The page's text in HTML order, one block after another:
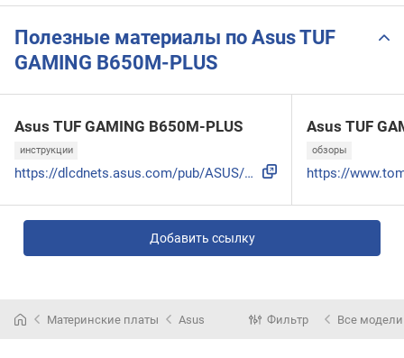
Полезные материалы по Asus TUF
GAMING B650M-PLUS
Asus TUF GAMING B650M-PLUS
инструкции
https://dlcdnets.asus.com/pub/ASUS/mb/Socket AM5/TUF_GAMING...
Asus TUF
обзоры
Добавить ссылку
Материнские платы Asus Фильтр Все модели